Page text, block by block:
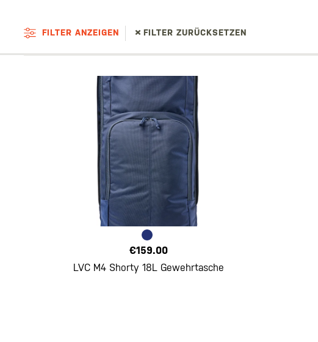
FILTER ANZEIGEN FILTER ZURÜCKSETZEN
€159.00
LVC M4 Shorty 18L Gewehrtasche